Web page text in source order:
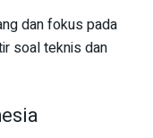
dan fokus pada
soal teknis dan